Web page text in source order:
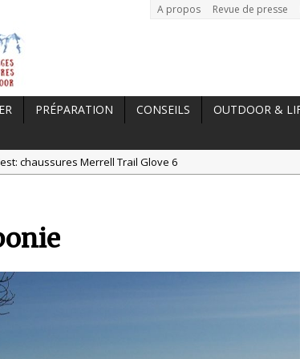
A propos Revue de presse
PRÉPARATION CONSEILS OUTDOOR &
chaussures Merrell Trail Glove 6
chaussures de running Altra Rivera 2
randonnée, une pratique qui peut s’avérer risquée